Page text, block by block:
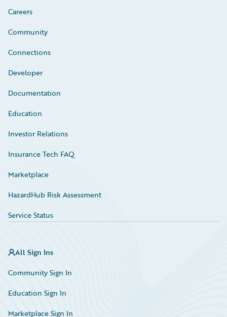
Careers
Community
Connections
Developer
Documentation
Education
Investor Relations
Insurance Tech FAQ
Marketplace
HazardHub Risk Assessment
Service Status
All Sign Ins
Community Sign In
Education Sign In
Marketplace Sign In